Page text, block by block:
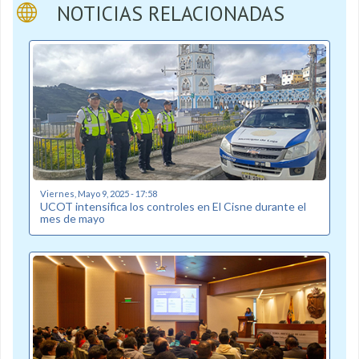
NOTICIAS RELACIONADAS
Viernes, Mayo 9, 2025 - 17:58
UCOT intensifica los controles en El Cisne durante el
mes de mayo